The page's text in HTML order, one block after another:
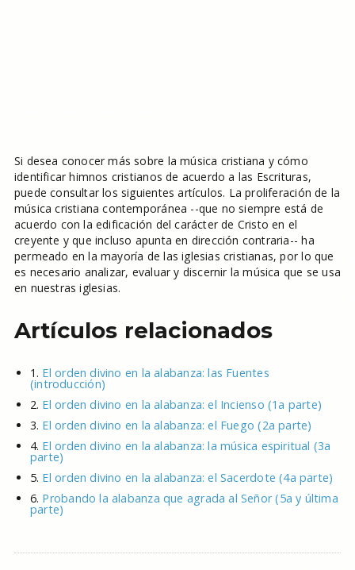
Si desea conocer más sobre la música cristiana y cómo
identificar himnos cristianos de acuerdo a las Escrituras,
puede consultar los siguientes artículos. La proliferación de la
música cristiana contemporánea --que no siempre está de
acuerdo con la edificación del carácter de Cristo en el
creyente y que incluso apunta en dirección contraria-- ha
permeado en la mayoría de las iglesias cristianas, por lo que
es necesario analizar, evaluar y discernir la música que se usa
en nuestras iglesias.
Artículos relacionados
1. El orden divino en la alabanza: las Fuentes
(introducción)
2. El orden divino en la alabanza: el Incienso (1a parte)
3. El orden divino en la alabanza: el Fuego (2a parte)
4. El orden divino en la alabanza: la música espiritual (3a
parte)
5. El orden divino en la alabanza: el Sacerdote (4a parte)
6. Probando la alabanza que agrada al Señor (5a y última
parte)